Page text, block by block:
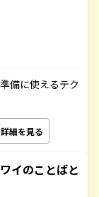
備に使えるテク
詳細を見る
イのことばと